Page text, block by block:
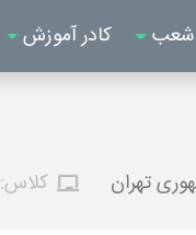
شعب کادر آموزش
تهران کلاس: